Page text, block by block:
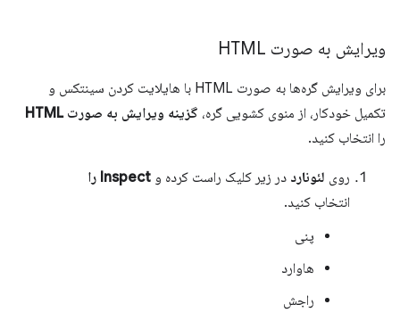
ویرایش به صورت HTML
برای ویرایش گره‌ها به صورت HTML با هایلایت کردن سینتکس و
تکمیل خودکار، از منوی کشویی گره، گزینه ویرایش به صورت HTML
را انتخاب کنید.
روی لئونارد در زیر کلیک راست کرده و Inspect را
انتخاب کنید.
پنی
هاوارد
راجش